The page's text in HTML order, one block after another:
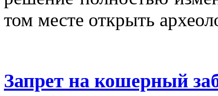
том месте открыть
Запрет на кошерный